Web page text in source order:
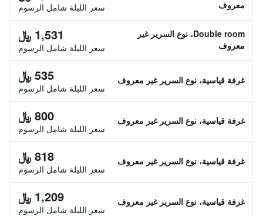
معروف سعر الليلة شامل الرسوم
Double room، نوع السرير غير
معروف
1,531 ﷼
سعر الليلة شامل الرسوم
غرفة قياسية، نوع السرير غير معروف 535 ﷼
سعر الليلة شامل الرسوم
غرفة قياسية، نوع السرير غير معروف 800 ﷼
سعر الليلة شامل الرسوم
غرفة قياسية، نوع السرير غير معروف 818 ﷼
سعر الليلة شامل الرسوم
غرفة قياسية، نوع السرير غير معروف 1,209 ﷼
سعر الليلة شامل الرسوم